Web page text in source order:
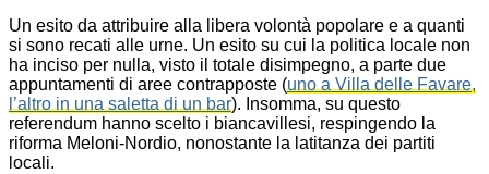
Un esito da attribuire alla libera volontà popolare e a quanti
si sono recati alle urne. Un esito su cui la politica locale non
ha inciso per nulla, visto il totale disimpegno, a parte due
appuntamenti di aree contrapposte (uno a Villa delle Favare,
l’altro in una saletta di un bar). Insomma, su questo
referendum hanno scelto i biancavillesi, respingendo la
riforma Meloni-Nordio, nonostante la latitanza dei partiti
locali.